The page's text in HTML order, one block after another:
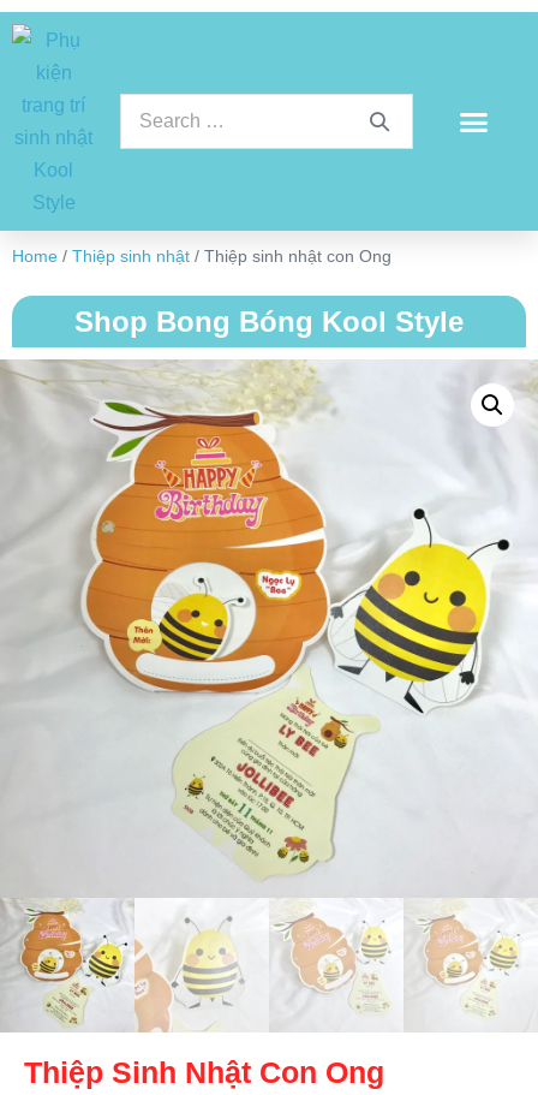
Home / Thiệp sinh nhật / Thiệp sinh nhật con Ong
Shop Bong Bóng Kool Style
Thiệp Sinh Nhật Con Ong